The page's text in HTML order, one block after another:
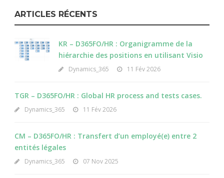
ARTICLES RÉCENTS
KR – D365FO/HR : Organigramme de la
hiérarchie des positions en utilisant Visio
Dynamics_365 11 Fév 2026
TGR – D365FO/HR : Global HR process and tests cases.
Dynamics_365 11 Fév 2026
CM – D365FO/HR : Transfert d’un employé(e) entre 2
entités légales
Dynamics_365 07 Nov 2025